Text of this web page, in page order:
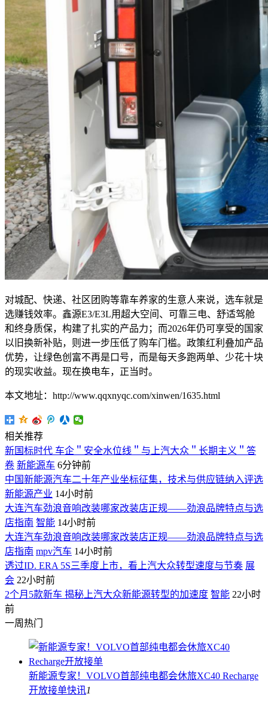
对城配、快递、社区团购等靠车养家的生意人来说，选车就是
选赚钱效率。鑫源E3/E3L用超大空间、可靠三电、舒适驾舱
和终身质保，构建了扎实的产品力；而2026年仍可享受的国家
以旧换新补贴，则进一步压低了购车门槛。政策红利叠加产品
优势，让绿色创富不再是口号，而是每天多跑两单、少花十块
的现实收益。现在换电车，正当时。
本文地址：http://www.qqxnyqc.com/xinwen/1635.html
相关推荐
新国标时代 车企＂安全水位线＂与上汽大众＂长期主义＂答
卷 新能源车 6分钟前
中国新能源汽车二十年产业坐标征集，技术与供应链纳入评选
新能源产业 14小时前
大连汽车劲浪音响改装哪家改装店正规——劲浪品牌特点与选
店指南 智能 14小时前
大连汽车劲浪音响改装哪家改装店正规——劲浪品牌特点与选
店指南 mpv汽车 14小时前
透过ID. ERA 5S三季度上市，看上汽大众转型速度与节奏 展
会 22小时前
2个月5款新车 揭秘上汽大众新能源转型的加速度 智能 22小时
前
一周热门
新能源专家！VOLVO首部纯电都会休旅XC40 Recharge
开放接单快讯1